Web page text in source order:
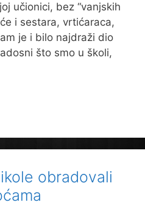
učionici, bez “vanjskih
i sestara, vrtićaraca,
je i bilo najdraži dio
što smo u školi,
obradovali